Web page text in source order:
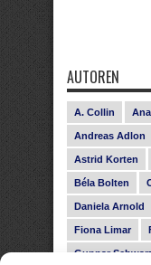
AUTOREN
A. Collin
Andreas Adlon
Astrid Korten
Béla Bolten
Daniela Arnold
Fiona Limar
Gunnar